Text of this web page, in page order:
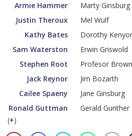
Armie Hammer
Marty Ginsburg
Justin Theroux
Mel Wulf
Kathy Bates
Dorothy
Sam Waterston
Erwin Griswold
Stephen Root
Profesor Brown
Jack Reynor
Jim Bozarth
Cailee Spaeny
Jane Ginsburg
Ronald Guttman
Gerald Gunther
(+)